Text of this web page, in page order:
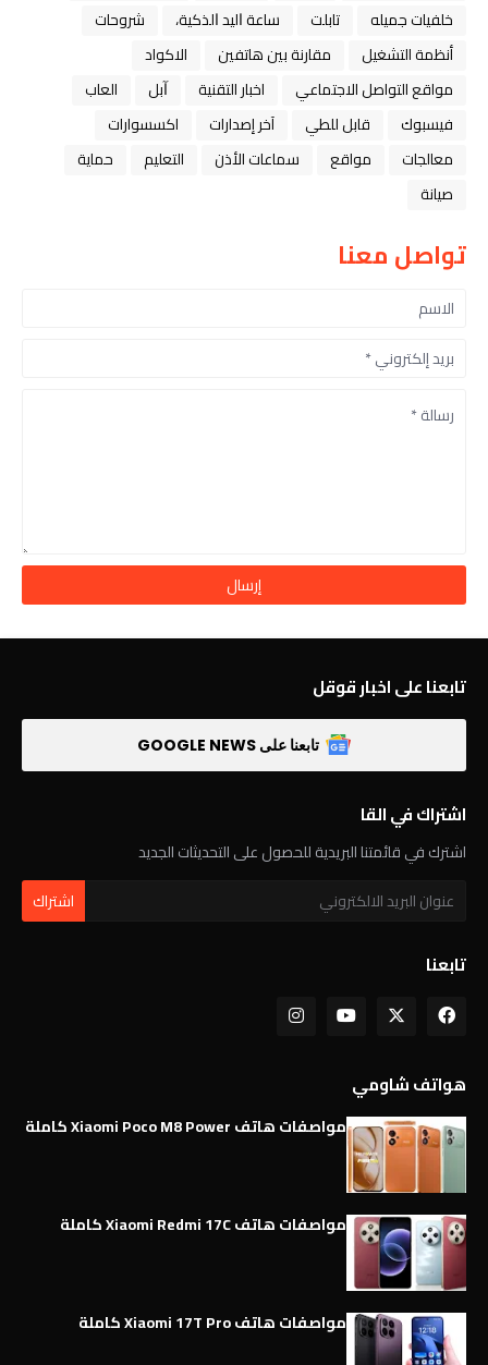
خلفيات جميله
تابلت ﺳﺎﻋﺔ ﺍﻟﻴﺪ ﺍﻟﺬﻛﻴﺔ،
شروحات
أنظمة التشغيل
مقارنة بين هاتفين
الاكواد
مواقع التواصل الاجتماعي
اخبار التقنية ﺁﺑﻞ
العاب
فيسبوك
قابل للطي آخر إصدارات
اكسسوارات
معالجات
مواقع سماعات الأذن التعليم
حماية
صيانة
تواصل معنا
تابعنا على اخبار قوقل
تابعنا على GOOGLE NEWS
اشتراك في القا
اشترك في قائمتنا البريدية للحصول على التحديثات الجديد
تابعنا
هواتف شاومي
مواصفات هاتف Xiaomi Poco M8 Power كاملة
مواصفات هاتف Xiaomi Redmi 17C كاملة
مواصفات هاتف Xiaomi 17T Pro كاملة